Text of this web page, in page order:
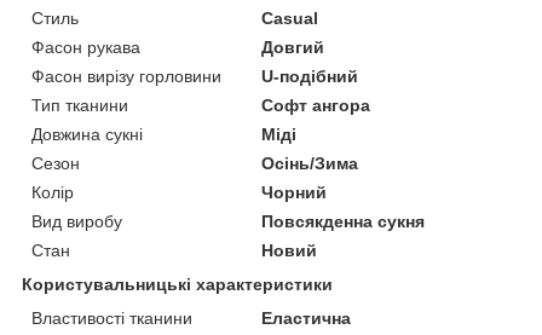
Стиль
Casual
Фасон рукава
Довгий
Фасон вирізу горловини
U-подібний
Тип тканини
Софт ангора
Довжина сукні
Міді
Сезон
Осінь/Зима
Колір
Чорний
Вид виробу
Повсякденна сукня
Стан
Новий
Користувальницькі характеристики
Властивості тканини
Еластична